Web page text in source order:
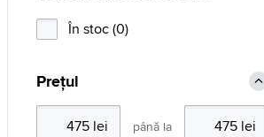
În stoc (0)
Prețul
până la